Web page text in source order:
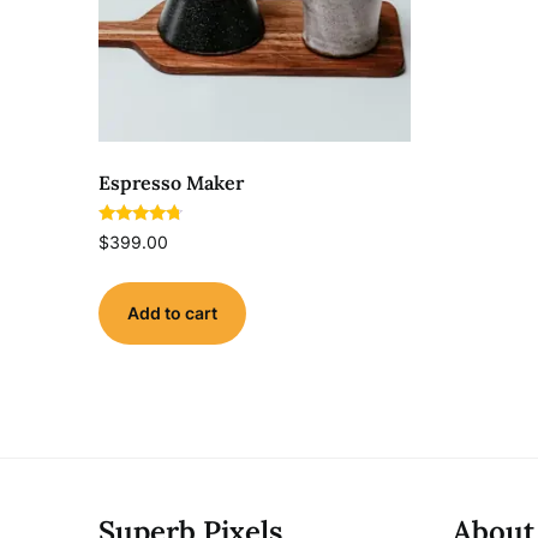
Espresso Maker
Rated
4.50
$399.00
Add to cart